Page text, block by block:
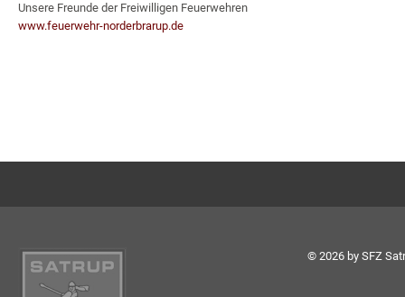
Unsere Freunde der Freiwilligen Feuerwehren
www.feuerwehr-norderbrarup.de
© 2026 by SFZ